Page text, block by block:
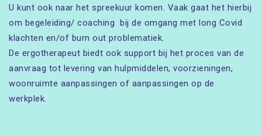
U kunt ook naar het spreekuur komen. Vaak gaat het hierbij
om begeleiding/ coaching bij de omgang met long Covid
klachten en/of burn out problematiek.
De ergotherapeut biedt ook support bij het proces van de
aanvraag tot levering van hulpmiddelen, voorzieningen,
woonruimte aanpassingen of aanpassingen op de
werkplek.